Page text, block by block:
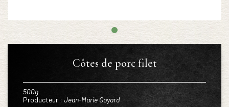
Côtes de porc filet
500g
Producteur : Jean-Marie Goyard